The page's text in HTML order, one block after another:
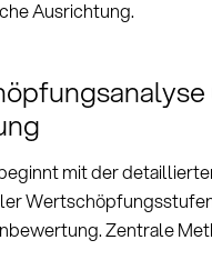
Ausrichtung.
mit der
Zentrale